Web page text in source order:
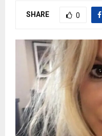
SHARE 0